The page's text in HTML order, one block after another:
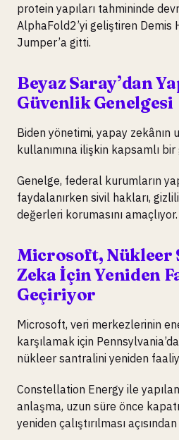
protein yapıları tahmininde
AlphaFold2’yi geliştiren Demis
Jumper’a gitti.
Beyaz Saray’dan
Güvenlik Genelgesi
Biden yönetimi, yapay zekânın
kullanımına ilişkin kapsamlı bir
Genelge, federal kurumların
faydalanırken sivil hakları,
değerleri korumasını amaçlıyor.
Microsoft, Nükleer
Zeka İçin Yeniden
Geçiriyor
Microsoft, veri merkezlerinin
karşılamak için
nükleer santralini yeniden
Constellation Energy ile
anlaşma, uzun süre önce
yeniden çalıştırılması